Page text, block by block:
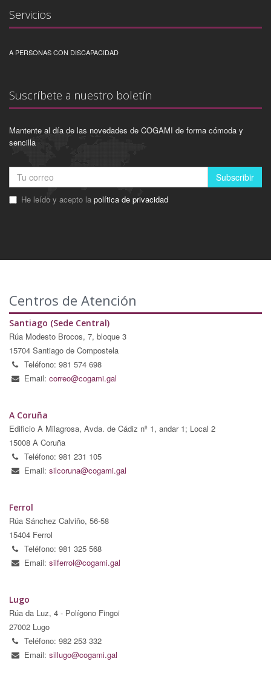
Servicios
A PERSONAS CON DISCAPACIDAD
Suscríbete a nuestro boletín
Mantente al día de las novedades de COGAMI de forma cómoda y
sencilla
Subscribir
He leído y acepto la política de privacidad
Centros de Atención
Santiago (Sede Central)
Rúa Modesto Brocos, 7, bloque 3
15704 Santiago de Compostela
Teléfono: 981 574 698
Email: correo@cogami.gal
A Coruña
Edificio A Milagrosa, Avda. de Cádiz nº 1, andar 1; Local 2
15008 A Coruña
Teléfono: 981 231 105
Email: silcoruna@cogami.gal
Ferrol
Rúa Sánchez Calviño, 56-58
15404 Ferrol
Teléfono: 981 325 568
Email: silferrol@cogami.gal
Lugo
Rúa da Luz, 4 - Polígono Fingoi
27002 Lugo
Teléfono: 982 253 332
Email: sillugo@cogami.gal